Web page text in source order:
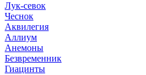
Лук-севок
Чеснок
Аквилегия
Аллиум
Анемоны
Безвременник
Гиацинты